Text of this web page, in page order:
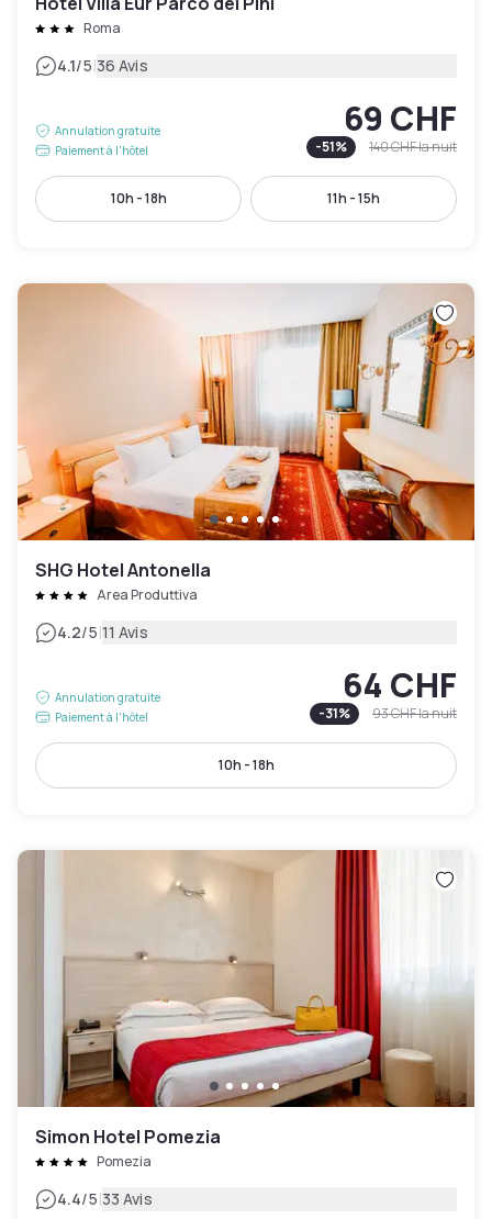
Roma
4.1/5|36 Avis
Annulation gratuite
Paiement à l'hôtel
69 CHF
-51% 140 CHFla nuit
10h - 18h 11h - 15h
SHG Hotel Antonella
Area Produttiva
4.2/5|11 Avis
Annulation gratuite
Paiement à l'hôtel
64 CHF
-31% 93 CHFla nuit
10h - 18h
Simon Hotel Pomezia
Pomezia
4.4/5|33 Avis